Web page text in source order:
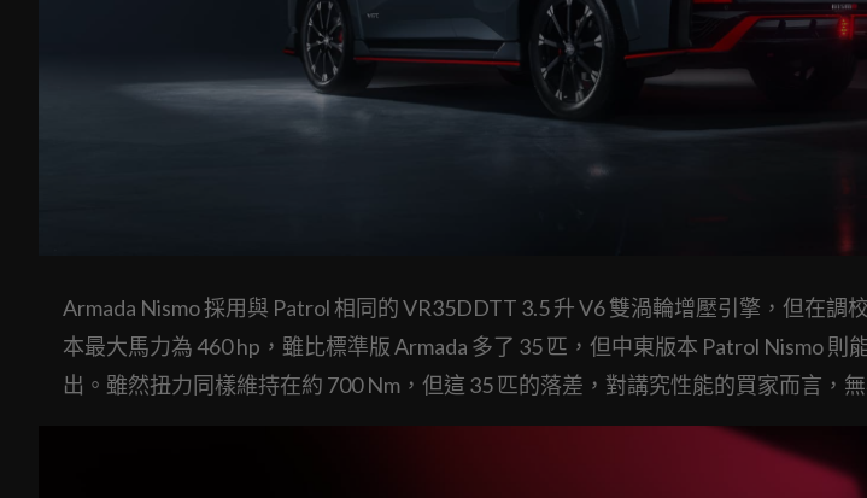
Armada Nismo 採用與 Patrol 相同的 VR35DDTT 3.5 升 V6 雙渦輪增壓引擎，但在調
本最大馬力為 460 hp，雖比標準版 Armada 多了 35 匹，但中東版本 Patrol Nismo 則
出。雖然扭力同樣維持在約 700 Nm，但這 35 匹的落差，對講究性能的買家而言，